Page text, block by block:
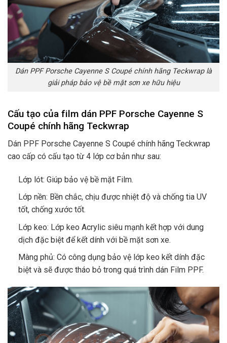
Dán PPF Porsche Cayenne S Coupé chính hãng Teckwrap là
giải pháp bảo vệ bề mặt sơn xe hữu hiệu
Cấu tạo của film dán PPF Porsche Cayenne S
Coupé chính hãng Teckwrap
Dán PPF Porsche Cayenne S Coupé chính hãng Teckwrap
cao cấp có cấu tạo từ 4 lớp cơ bản như sau:
Lớp lót: Giúp bảo vệ bề mặt Film.
Lớp nền: Bền chắc, chịu được nhiệt độ và chống tia UV
tốt, chống xước tốt.
Lớp keo: Lớp keo Acrylic siêu mạnh kết hợp với dung
dịch đặc biệt để kết dính với bề mặt sơn xe.
Màng phủ: Có công dụng bảo vệ lớp keo kết dính đặc
biệt và sẽ được tháo bỏ trong quá trình dán Film PPF.